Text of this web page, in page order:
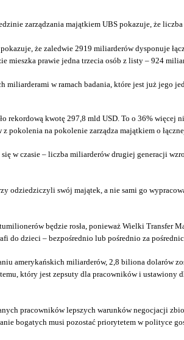
zarządzania majątkiem UBS pokazuje, że
że zaledwie 2919 miliarderów dysponuje
mieszka prawie jedna trzecia osób z listy – 924
miliarderami w ramach badania, które jest już jego
rekordową kwotę 297,8 mld USD. To o 36%
na pokolenie zarządza majątkiem o
w czasie – liczba miliarderów drugiej generacji
odziedziczyli swój majątek, a nie sami go
będzie rosła, ponieważ Wielki Transfer
dzieci – bezpośrednio lub pośrednio za
amerykańskich miliarderów, 2,8 biliona dolarów
który jest zepsuty dla pracowników i
pracowników lepszych warunków negocjacji
bogatych musi pozostać priorytetem w polityce